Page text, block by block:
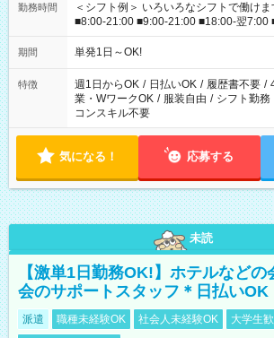
勤務時間
＜シフト例＞ いろいろなシフトで働け
■8:00-21:00 ■9:00-21:00 ■18:00-翌
期間 単発1日～OK!
特徴 週1日からOK / 日払いOK / 履歴書不要 /
業・WワークOK / 服装自由 / シフト勤務
コンスキル不要
気になる！ 応募する
未読
【激単1日勤務OK!】ホテルなどの
会のサポートスタッフ＊日払いOK
派遣 職種未経験OK 社会人未経験OK 大学生